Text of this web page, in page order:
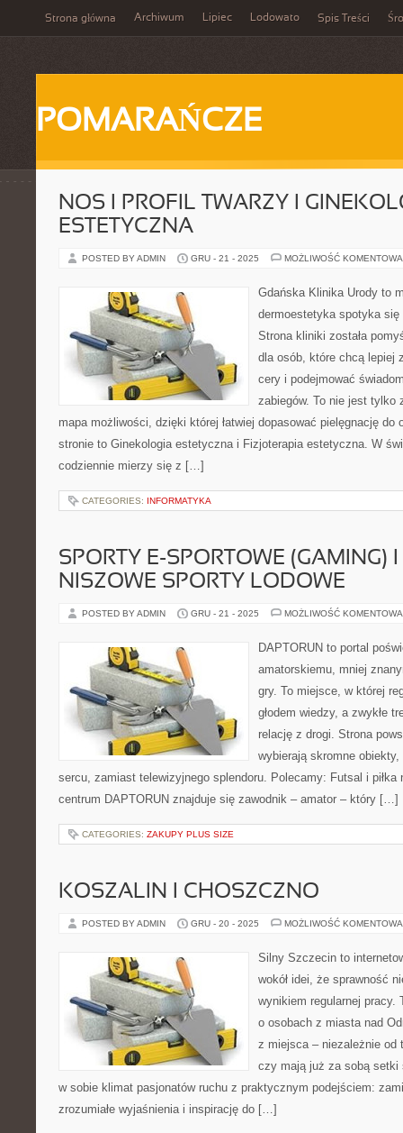
Strona główna Archiwum Lipiec Lodowato Spis Treści
POMARAŃCZE
NOS I PROFIL TWARZY I
ESTETYCZNA
POSTED BY ADMIN GRU - 21 - 2025 MOŻLIWOŚĆ
Gdańska Klinika Urody to
dermoestetyka spotyka
Strona kliniki została
dla osób, które chcą lepiej
cery i podejmować
zabiegów. To nie jest tylko
mapa możliwości, dzięki której łatwiej dopasować pielęgnację do
stronie to Ginekologia estetyczna i Fizjoterapia estetyczna. W
codziennie mierzy się z […]
CATEGORIES: INFORMATYKA
SPORTY E-SPORTOWE (GAMING)
NISZOWE SPORTY LODOWE
POSTED BY ADMIN GRU - 21 - 2025 MOŻLIWOŚĆ
DAPTORUN to portal
amatorskiemu, mniej
gry. To miejsce, w której
głodem wiedzy, a zwykłe
relację z drogi. Strona
wybierają skromne
sercu, zamiast telewizyjnego splendoru. Polecamy: Futsal i piłka
centrum DAPTORUN znajduje się zawodnik – amator – który […]
CATEGORIES: ZAKUPY PLUS SIZE
KOSZALIN I CHOSZCZNO
POSTED BY ADMIN GRU - 20 - 2025 MOŻLIWOŚĆ
Silny Szczecin to
wokół idei, że sprawność
wynikiem regularnej pracy.
o osobach z miasta nad
z miejsca – niezależnie od
czy mają już za sobą setki
w sobie klimat pasjonatów ruchu z praktycznym podejściem:
zrozumiałe wyjaśnienia i inspirację do […]